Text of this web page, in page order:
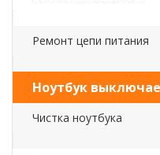
Ремонт цепи питания
Ноутбук
Чистка ноутбука